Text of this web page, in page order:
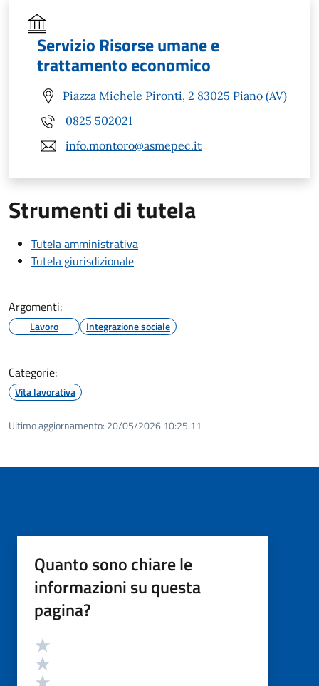
Servizio Risorse umane e
trattamento economico
Piazza Michele Pironti, 2 83025 Piano (AV)
0825 502021
info.montoro@asmepec.it
Strumenti di tutela
Tutela amministrativa
Tutela giurisdizionale
Argomenti:
Lavoro Integrazione sociale
Categorie:
Vita lavorativa
Ultimo aggiornamento: 20/05/2026 10:25.11
Quanto sono chiare le
informazioni su questa
pagina?
Valutazione